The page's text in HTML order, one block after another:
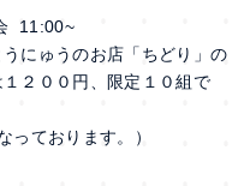
11:00~
にゅうのお店「ちどり」の
２００円、限定１０組で
ております。）